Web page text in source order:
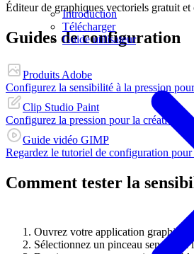
Introduction
Télécharger
Guide utilisateur
Éditeur de graphiques vectoriels gratuit et
Guides de configuration
Produits Adobe
Configurez la sensibilité à la pression
Clip Studio Paint
Configurez la pression pour la création de
Guide vidéo GIMP
Regardez le tutoriel de configuration
Comment tester la
Ouvrez votre application graphique
Sélectionnez un pinceau sensible à